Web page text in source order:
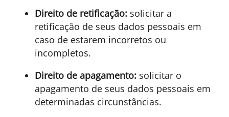
Direito de retificação: solicitar a
retificação de seus dados pessoais em
caso de estarem incorretos ou
incompletos.
Direito de apagamento: solicitar o
apagamento de seus dados pessoais em
determinadas circunstâncias.